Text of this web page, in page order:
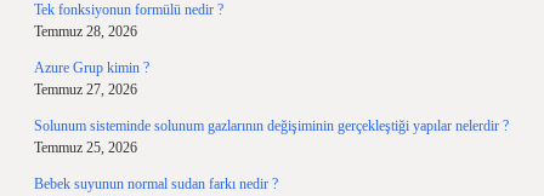
Tek fonksiyonun formülü nedir ?
Temmuz 28, 2026
Azure Grup kimin ?
Temmuz 27, 2026
Solunum sisteminde solunum gazlarının değişiminin gerçekleştiği yapılar nelerdir ?
Temmuz 25, 2026
Bebek suyunun normal sudan farkı nedir ?